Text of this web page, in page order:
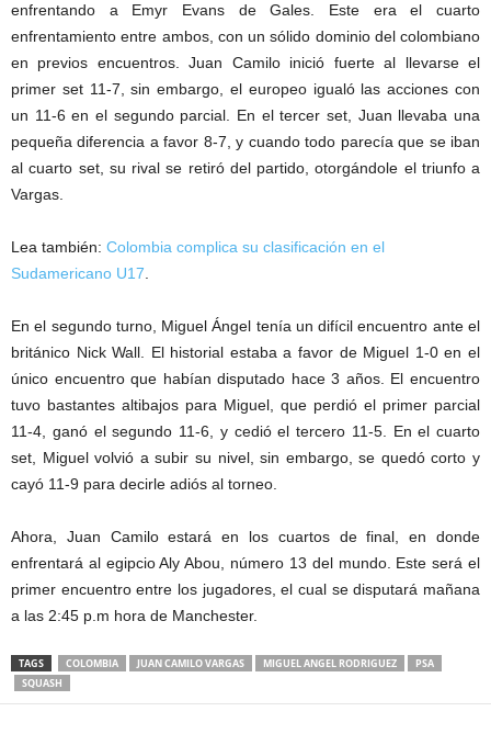
enfrentando a Emyr Evans de Gales. Este era el cuarto
enfrentamiento entre ambos, con un sólido dominio del colombiano
en previos encuentros. Juan Camilo inició fuerte al llevarse el
primer set 11-7, sin embargo, el europeo igualó las acciones con
un 11-6 en el segundo parcial. En el tercer set, Juan llevaba una
pequeña diferencia a favor 8-7, y cuando todo parecía que se iban
al cuarto set, su rival se retiró del partido, otorgándole el triunfo a
Vargas.
Lea también: Colombia complica su clasificación en el
Sudamericano U17
En el segundo turno, Miguel Ángel tenía un difícil encuentro ante el
británico Nick Wall. El historial estaba a favor de Miguel 1-0 en el
único encuentro que habían disputado hace 3 años. El encuentro
tuvo bastantes altibajos para Miguel, que perdió el primer parcial
11-4, ganó el segundo 11-6, y cedió el tercero 11-5. En el cuarto
set, Miguel volvió a subir su nivel, sin embargo, se quedó corto y
cayó 11-9 para decirle adiós al torneo.
Ahora, Juan Camilo estará en los cuartos de final, en donde
enfrentará al egipcio Aly Abou, número 13 del mundo. Este será el
primer encuentro entre los jugadores, el cual se disputará mañana
a las 2:45 p.m hora de Manchester.
TAGS COLOMBIA JUAN CAMILO VARGAS MIGUEL ANGEL RODRIGUEZ
PSA
SQUASH